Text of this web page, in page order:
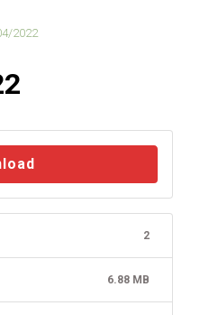
2022
2
6.88 MB